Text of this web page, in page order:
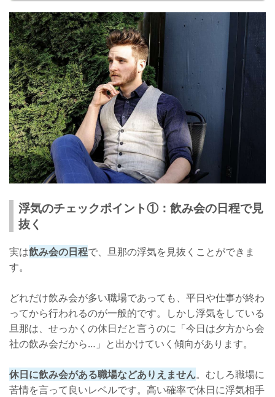
浮気のチェックポイント①：飲み会の日程で見
抜く
実は飲み会の日程で、旦那の浮気を見抜くことができま
す。
どれだけ飲み会が多い職場であっても、平日や仕事が終わ
ってから行われるのが一般的です。しかし浮気をしている
旦那は、せっかくの休日だと言うのに「今日は夕方から会
社の飲み会だから…」と出かけていく傾向があります。
休日に飲み会がある職場などありえません。むしろ職場に
苦情を言って良いレベルです。高い確率で休日に浮気相手